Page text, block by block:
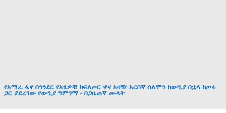
የአማራ ፋኖ በጎንደር የአፄዎቹ ክፍለጦር ዋና አዛዥ አርበኛ ሰለሞን ከውጊያ በኋላ ከጦሩ
ጋር ያደረገው የውጊያ ግምገማ - በጋዜጠኛ ሙላት